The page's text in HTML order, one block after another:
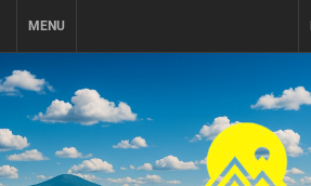
MENU